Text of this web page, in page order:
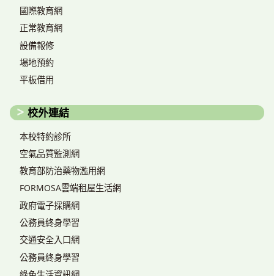
國際教育網
正常教育網
設備報修
場地預約
平板借用
校外連結
本校特約診所
空氣品質監測網
教育部防治藥物濫用網
FORMOSA雲端租屋生活網
政府電子採購網
公務員終身學習
交通安全入口網
公務員終身學習